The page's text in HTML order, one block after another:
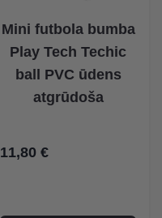
Mini futbola bumba
Play Tech Techic
ball PVC ūdens
atgrūdoša
11,80 €